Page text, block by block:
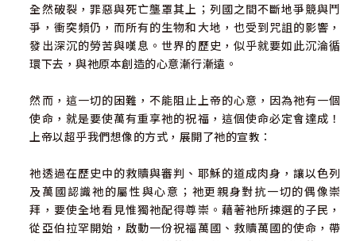
全然破裂，罪惡與死亡壟罩其上；列國之間不斷地爭競與鬥
爭，衝突頻仍，而所有的生物和大地，也受到咒詛的影響，
發出深沉的勞苦與嘆息。世界的歷史，似乎就要如此沉淪循
環下去，與祂原本創造的心意漸行漸遠。
然而，這一切的困難，不能阻止上帝的心意，因為祂有一個
使命，就是要使萬有重享祂的祝福，這個使命必定會達成！
上帝以超乎我們想像的方式，展開了祂的宣教：
祂透過在歷史中的救贖與審判、耶穌的道成肉身，讓以色列
及萬國認識祂的屬性與心意；祂更親身對抗一切的偶像崇
拜，要使全地看見惟獨祂配得尊崇。藉著祂所揀選的子民，
從亞伯拉罕開始，啟動一份祝福萬國、救贖萬國的使命，帶